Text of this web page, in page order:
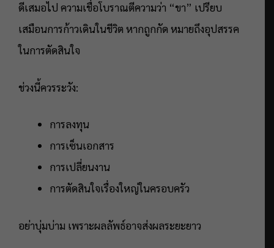
ดีเสมอไป ความเชื่อโบราณตีความว่า “ขา” เปรียบ
เสมือนการก้าวเดินในชีวิต หากถูกกัด หมายถึงอุปสรรค
ในการตัดสินใจ
ช่วงนี้ควรระวัง:
การลงทุน
การเซ็นเอกสาร
การเปลี่ยนงาน
การตัดสินใจเรื่องใหญ่ในครอบครัว
อย่าบุ่มบ่าม เพราะผลลัพธ์อาจส่งผลระยะยาว